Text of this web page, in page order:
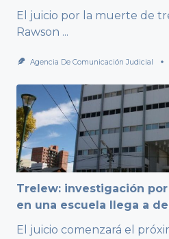
El juicio por la muerte de
Rawson ...
Agencia De Comunicación Judicial
Trelew: investigación
en una escuela llega a
El juicio comenzará el